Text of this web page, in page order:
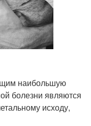
наибольшую
болезни являются
исходу,